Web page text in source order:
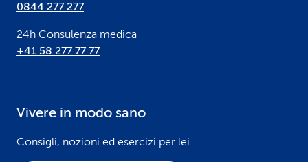
0844 277 277
24h Consulenza medica
+41 58 277 77 77
Vivere in modo sano
Consigli, nozioni ed esercizi per lei.